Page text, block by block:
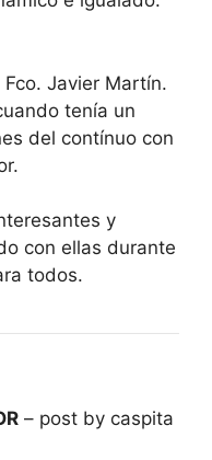
Javier Martín.
tenía un
del contínuo con
y
con ellas durante
todos.
– post by caspita